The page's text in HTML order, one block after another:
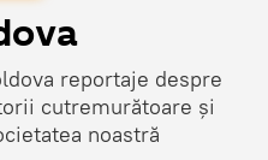
reportaje despre
cutremurătoare și
noastră